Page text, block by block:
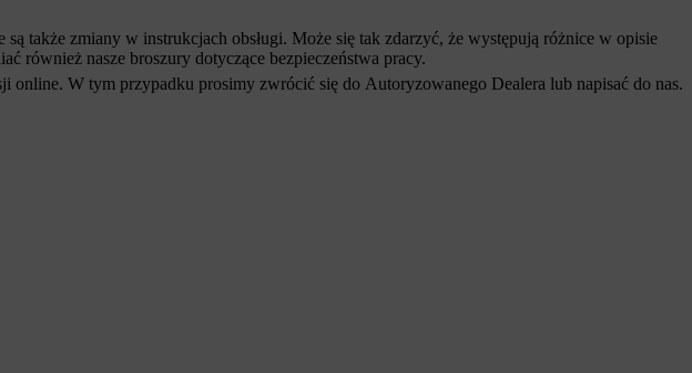
także zmiany w instrukcjach obsługi. Może się tak zdarzyć, że występują różnice w opisie
również nasze broszury dotyczące bezpieczeństwa pracy.
W tym przypadku prosimy zwrócić się do Autoryzowanego Dealera lub napisać do nas.